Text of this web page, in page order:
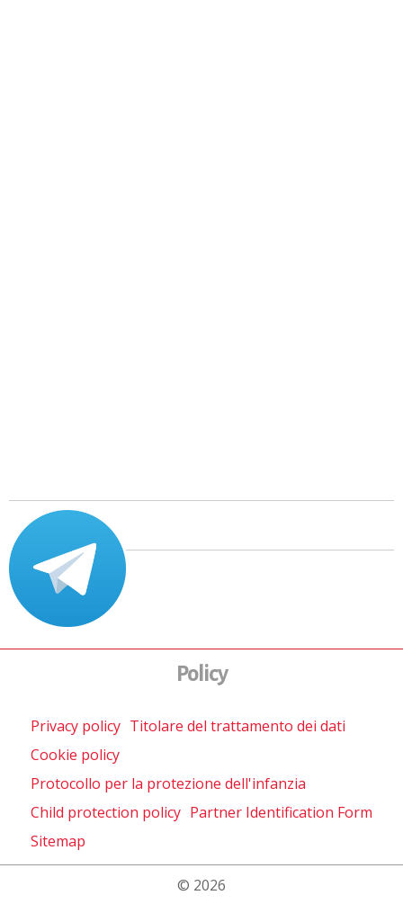
Policy
Privacy policy Titolare del trattamento dei dati
Cookie policy
Protocollo per la protezione dell'infanzia
Child protection policy Partner Identification Form
Sitemap
© 2026